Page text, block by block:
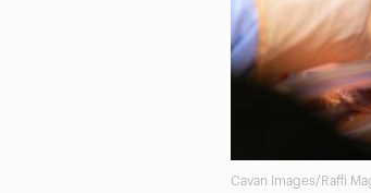
Cavan Images/Raffi